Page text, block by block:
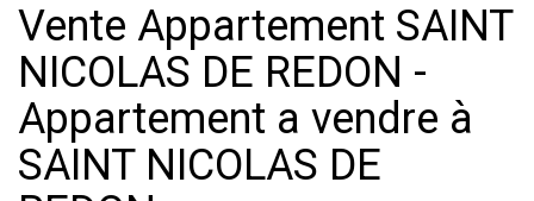
Vente Appartement SAINT
NICOLAS DE REDON -
Appartement a vendre à
SAINT NICOLAS DE